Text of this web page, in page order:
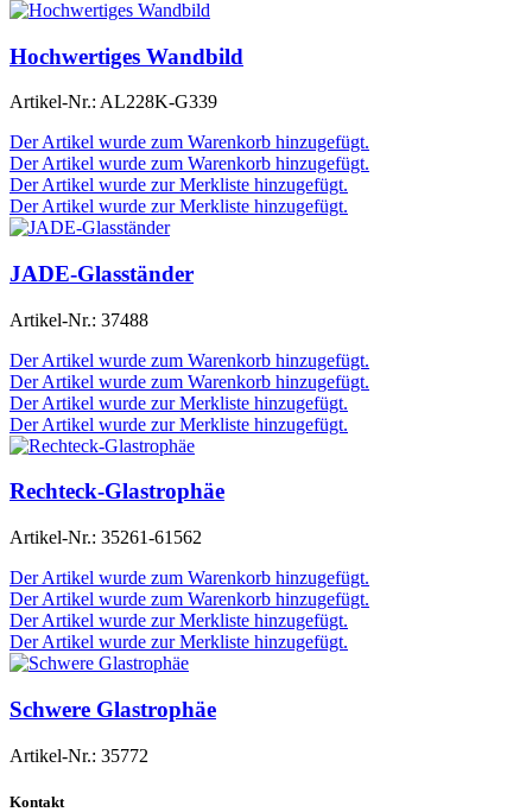
Hochwertiges Wandbild
Artikel-Nr.: AL228K-G339
Der Artikel wurde zum Warenkorb hinzugefügt.
Der Artikel wurde zum Warenkorb hinzugefügt.
Der Artikel wurde zur Merkliste hinzugefügt.
Der Artikel wurde zur Merkliste hinzugefügt.
JADE-Glasständer
Artikel-Nr.: 37488
Der Artikel wurde zum Warenkorb hinzugefügt.
Der Artikel wurde zum Warenkorb hinzugefügt.
Der Artikel wurde zur Merkliste hinzugefügt.
Der Artikel wurde zur Merkliste hinzugefügt.
Rechteck-Glastrophäe
Artikel-Nr.: 35261-61562
Der Artikel wurde zum Warenkorb hinzugefügt.
Der Artikel wurde zum Warenkorb hinzugefügt.
Der Artikel wurde zur Merkliste hinzugefügt.
Der Artikel wurde zur Merkliste hinzugefügt.
Schwere Glastrophäe
Artikel-Nr.: 35772
Kontakt